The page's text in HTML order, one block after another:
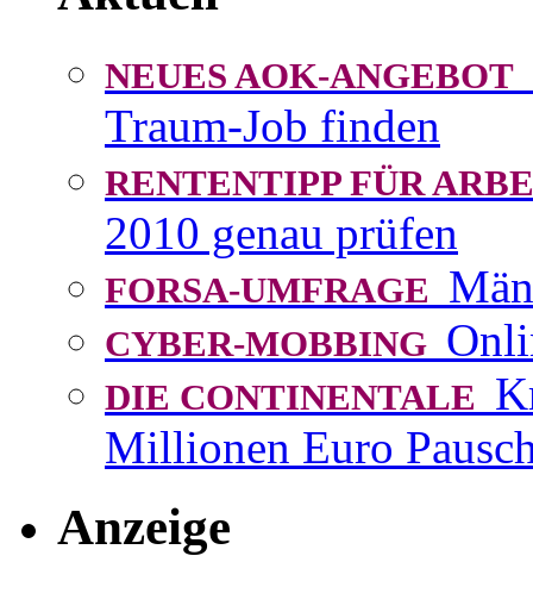
NEUES AOK-ANGEBOT
Traum-Job finden
RENTENTIPP FÜR
2010 genau prüfen
FORSA-UMFRAGE
CYBER-MOBBING
DIE CONTINENTALE
Millionen Euro
Anzeige